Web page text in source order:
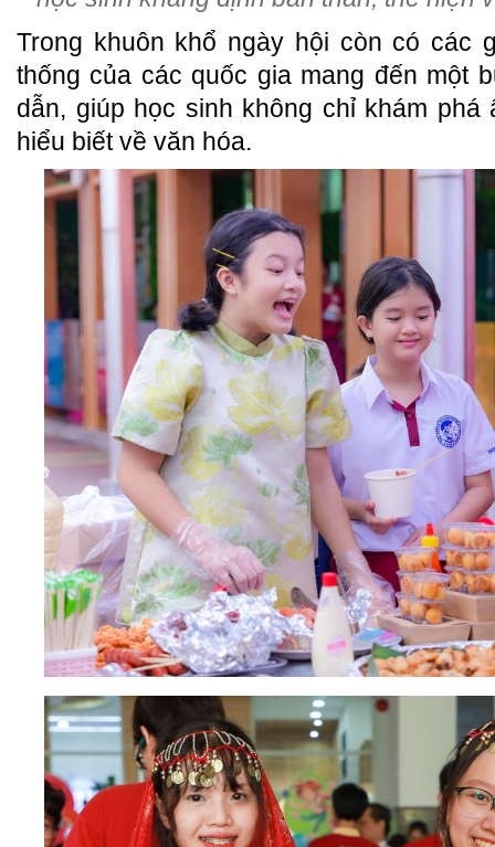
Trong khuôn khổ ngày hội còn có các
thống của các quốc gia mang đến một
dẫn, giúp học sinh không chỉ khám
hiểu biết về văn hóa.